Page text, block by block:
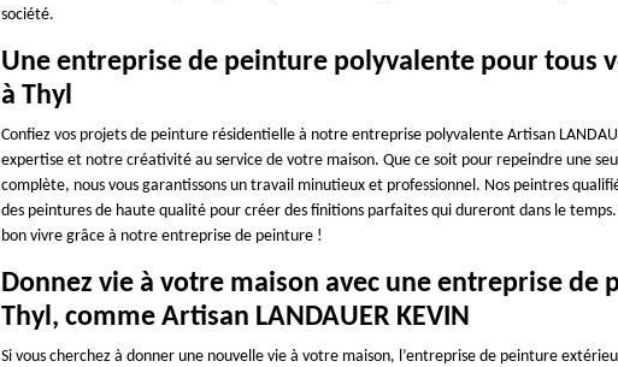
société.
Une entreprise de peinture polyvalente pour tous
à Thyl
Confiez vos projets de peinture résidentielle à notre entreprise polyvalente Artisan
expertise et notre créativité au service de votre maison. Que ce soit pour repeindre une
complète, nous vous garantissons un travail minutieux et professionnel. Nos peintres
des peintures de haute qualité pour créer des finitions parfaites qui dureront dans le
bon vivre grâce à notre entreprise de peinture !
Donnez vie à votre maison avec une entreprise de
Thyl, comme Artisan LANDAUER KEVIN
Si vous cherchez à donner une nouvelle vie à votre maison, l’entreprise de peinture